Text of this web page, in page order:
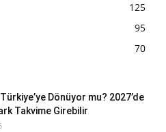
125
95
70
Dönüyor mu? 2027’de
Takvime Girebilir